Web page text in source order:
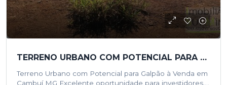
TERRENO URBANO COM POTENCIAL PARA GALPÃO À VENDA EM CAMBUÍ/MG
Terreno Urbano com Potencial para Galpão à Venda em
Cambuí MG Excelente oportunidade para investidores,